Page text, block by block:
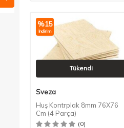
%15
İndirim
Tükendi
Sveza
Huş Kontrplak 8mm 76X76
Cm (4 Parça)
(0)